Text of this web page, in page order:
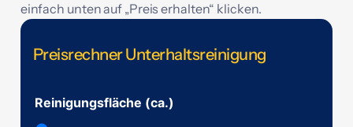
einfach unten auf „Preis erhalten“ klicken.
Preisrechner Unterhaltsreinigung
e
Reinigungsfläche (ca.)